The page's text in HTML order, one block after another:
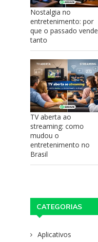
Nostalgia no
entretenimento: por
que o passado vende
tanto
TV aberta ao
streaming: como
mudou o
entretenimento no
Brasil
CATEGORIAS
Aplicativos